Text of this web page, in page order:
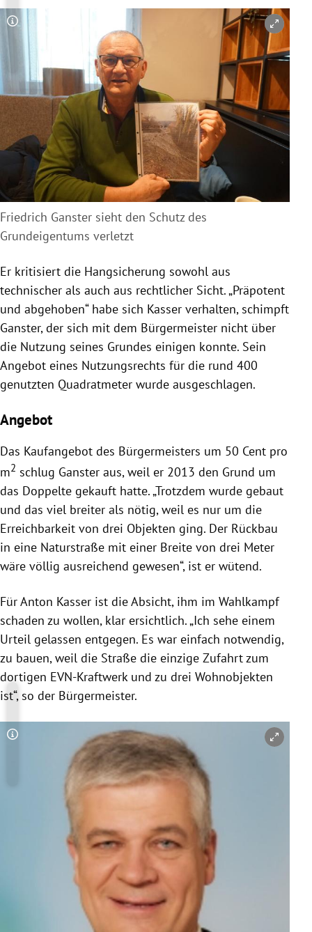
Copyright-Hinweis öffnen/schließen
Friedrich Ganster sieht den Schutz des
Grundeigentums verletzt
Er kritisiert die Hangsicherung sowohl aus
technischer als auch aus rechtlicher Sicht. „Präpotent
und abgehoben“ habe sich Kasser verhalten, schimpft
Ganster, der sich mit dem Bürgermeister nicht über
die Nutzung seines Grundes einigen konnte. Sein
Angebot eines Nutzungsrechts für die rund 400
genutzten Quadratmeter wurde ausgeschlagen.
Angebot
Das Kaufangebot des Bürgermeisters um 50 Cent pro
m2 schlug Ganster aus, weil er 2013 den Grund um
das Doppelte gekauft hatte. „Trotzdem wurde gebaut
und das viel breiter als nötig, weil es nur um die
Erreichbarkeit von drei Objekten ging. Der Rückbau
in eine Naturstraße mit einer Breite von drei Meter
wäre völlig ausreichend gewesen“, ist er wütend.
Für Anton Kasser ist die Absicht, ihm im Wahlkampf
schaden zu wollen, klar ersichtlich. „Ich sehe einem
Urteil gelassen entgegen. Es war einfach notwendig,
zu bauen, weil die Straße die einzige Zufahrt zum
dortigen EVN-Kraftwerk und zu drei Wohnobjekten
ist“, so der Bürgermeister.
Copyright-Hinweis öffnen/schließen